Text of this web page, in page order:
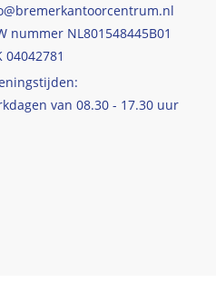
nummer NL801548445B01
04042781
van 08.30 - 17.30 uur